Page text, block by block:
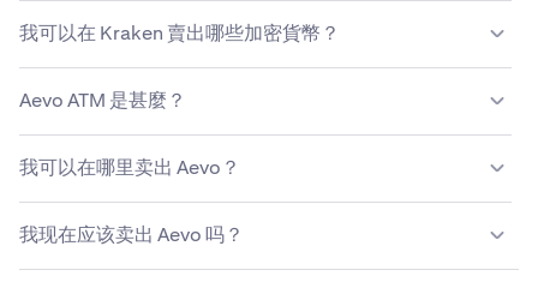
提供具有競爭力的費用結構。详细了解Kraken收费结构 。
我可以在 Kraken 賣出哪些加密貨幣？
Aevo。
Aevo ATM 是甚麼？
允許用戶使用現金或信用卡/借記卡買入或賣出 Aevo（有時
為其他加密貨幣）。用戶可以與機器的觸控式螢幕界面進行
互動，以完成交易並管理其數碼錢包。
我可以在哪里卖出 Aevo？
數人發現像 Kraken 這樣的加密貨幣平台是最安全、最簡單
的選項。Kraken 可提供具有競爭力的費用、多元化支付選
我现在应该卖出 Aevo 吗？